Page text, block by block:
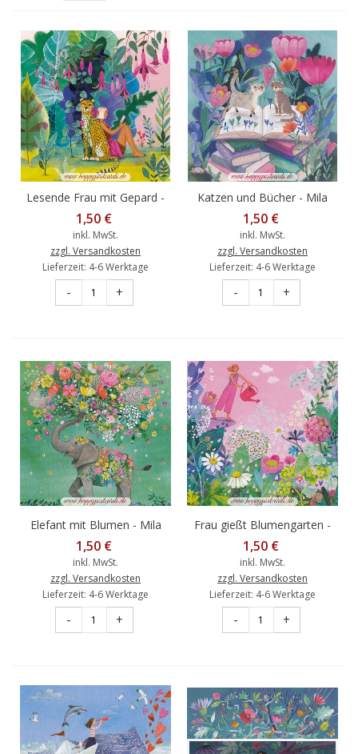
Lesende Frau mit Gepard -
Mila Marquis Postkarte
1,50 €
inkl. MwSt.
zzgl. Versandkosten
Lieferzeit: 4-6 Werktage
- +
Katzen und Bücher - Mila
Marquis Postkarte
1,50 €
inkl. MwSt.
zzgl. Versandkosten
Lieferzeit: 4-6 Werktage
- +
Elefant mit Blumen - Mila
Marquis Postkarte
1,50 €
inkl. MwSt.
zzgl. Versandkosten
Lieferzeit: 4-6 Werktage
- +
Frau gießt Blumengarten -
Mila Marquis Postkarte
1,50 €
inkl. MwSt.
zzgl. Versandkosten
Lieferzeit: 4-6 Werktage
- +